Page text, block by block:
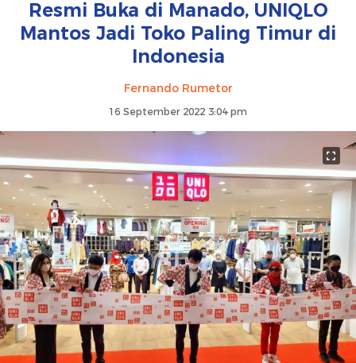
Resmi Buka di Manado, UNIQLO
Mantos Jadi Toko Paling Timur di
Indonesia
Fernando Rumetor
16 September 2022 3:04 pm